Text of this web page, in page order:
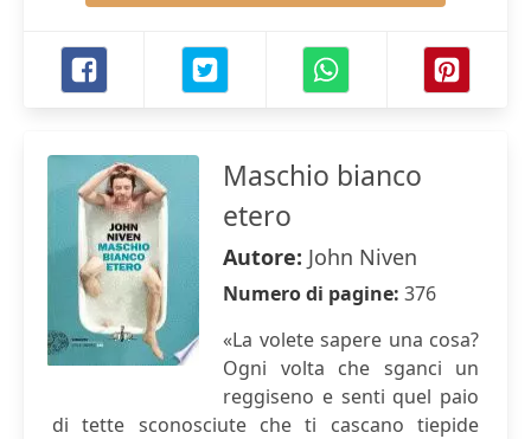
Maschio bianco
etero
Autore: John Niven
Numero di pagine: 376
«La volete sapere una cosa?
Ogni volta che sganci un
reggiseno e senti quel paio
di tette sconosciute che ti cascano tiepide